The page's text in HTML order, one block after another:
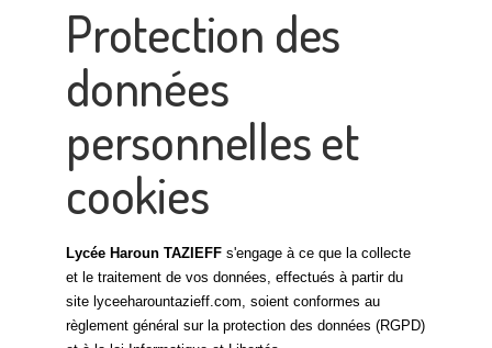
Protection des
données
personnelles et
cookies
Lycée Haroun TAZIEFF s'engage à ce que la collecte
et le traitement de vos données, effectués à partir du
site lyceeharountazieff.com, soient conformes au
règlement général sur la protection des données (RGPD)